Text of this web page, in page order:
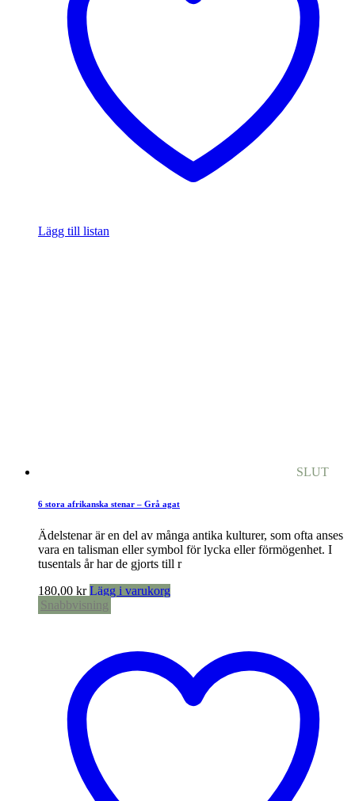
Lägg till listan
SLUT
6 stora afrikanska stenar – Grå agat
Ädelstenar är en del av många antika kulturer, som ofta anses
vara en talisman eller symbol för lycka eller förmögenhet. I
tusentals år har de gjorts till r
180,00 kr Lägg i varukorg
Snabbvisning